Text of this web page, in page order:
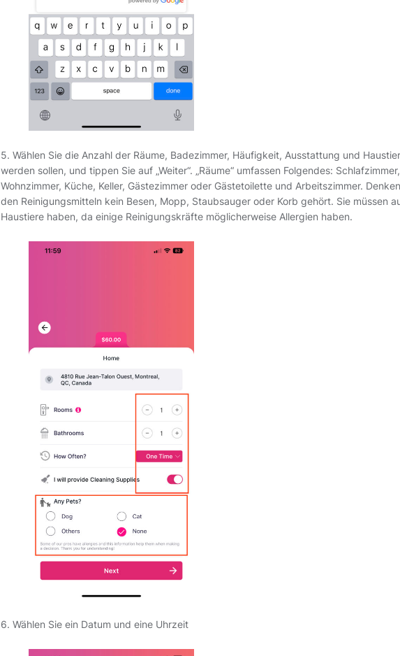
5. Wählen Sie die Anzahl der Räume, Badezimmer, Häufigkeit, Ausstattung und
werden sollen, und tippen Sie auf „Weiter“. „Räume“ umfassen Folgendes:
Wohnzimmer, Küche, Keller, Gästezimmer oder Gästetoilette und Arbeitszimmer.
den Reinigungsmitteln kein Besen, Mopp, Staubsauger oder Korb gehört. Sie müssen
Haustiere haben, da einige Reinigungskräfte möglicherweise Allergien haben.
6. Wählen Sie ein Datum und eine Uhrzeit